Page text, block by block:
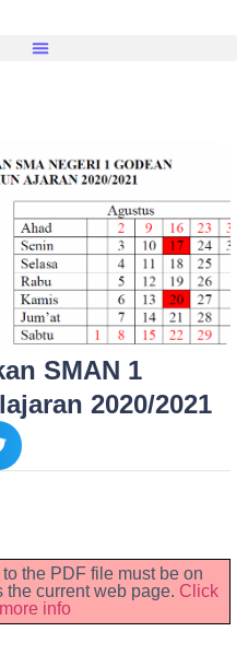
SMAN 1
2020/2021
the PDF file must be on
current web page. Click
info